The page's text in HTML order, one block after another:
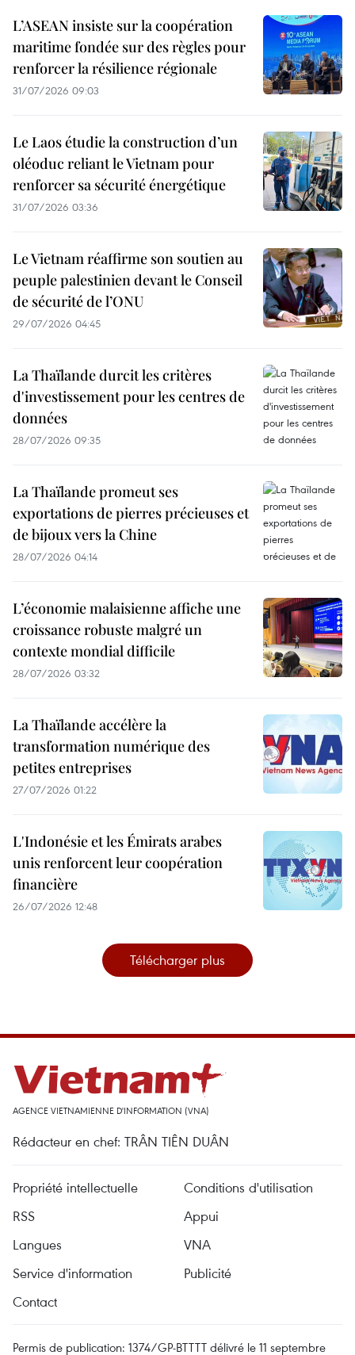
L’ASEAN insiste sur la coopération
maritime fondée sur des règles pour
renforcer la résilience régionale
31/07/2026 09:03
Le Laos étudie la construction d’un
oléoduc reliant le Vietnam pour
renforcer sa sécurité énergétique
31/07/2026 03:36
Le Vietnam réaffirme son soutien au
peuple palestinien devant le Conseil
de sécurité de l’ONU
29/07/2026 04:45
La Thaïlande durcit les critères
d'investissement pour les centres de
données
28/07/2026 09:35
La Thaïlande promeut ses
exportations de pierres précieuses et
de bijoux vers la Chine
28/07/2026 04:14
L’économie malaisienne affiche une
croissance robuste malgré un
contexte mondial difficile
28/07/2026 03:32
La Thaïlande accélère la
transformation numérique des
petites entreprises
27/07/2026 01:22
L'Indonésie et les Émirats arabes
unis renforcent leur coopération
financière
26/07/2026 12:48
Télécharger plus
AGENCE VIETNAMIENNE D'INFORMATION (VNA)
Rédacteur en chef: TRÂN TIÊN DUÂN
Propriété intellectuelle
Conditions d'utilisation
RSS
Appui
Langues
VNA
Service d'information
Publicité
Contact
Permis de publication: 1374/GP-BTTTT délivré le 11 septembre